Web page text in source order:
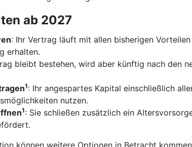
ab 2027
: Ihr Vertrag läuft mit allen bisherigen
erhalten.
bleibt bestehen, wird aber künftig nach den
1: Ihr angespartes Kapital einschließlich
nutzen.
1: Sie schließen zusätzlich ein
können weitere Optionen in Betracht